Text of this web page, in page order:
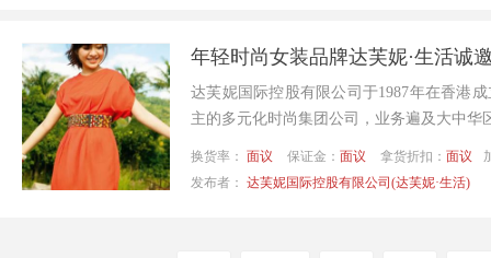
年轻时尚女装品牌达芙妮·生活诚
达芙妮国际控股有限公司于1987年在香港
主的多元化时尚集团公司，业务遍及大中华
换货率： 面议 保证金： 面议 拿货折扣： 面议
发布者： 达芙妮国际控股有限公司(达芙妮·生活)